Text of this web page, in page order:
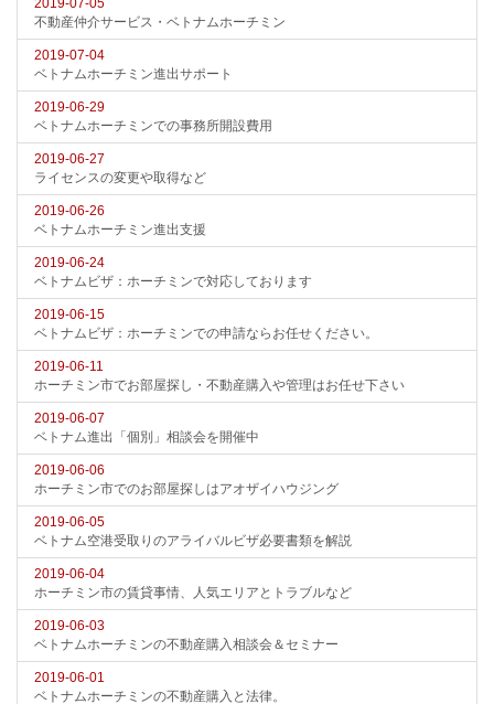
2019-07-05
不動産仲介サービス・ベトナムホーチミン
2019-07-04
ベトナムホーチミン進出サポート
2019-06-29
ベトナムホーチミンでの事務所開設費用
2019-06-27
ライセンスの変更や取得など
2019-06-26
ベトナムホーチミン進出支援
2019-06-24
ベトナムビザ：ホーチミンで対応しております
2019-06-15
ベトナムビザ：ホーチミンでの申請ならお任せください。
2019-06-11
ホーチミン市でお部屋探し・不動産購入や管理はお任せ下さい
2019-06-07
ベトナム進出「個別」相談会を開催中
2019-06-06
ホーチミン市でのお部屋探しはアオザイハウジング
2019-06-05
ベトナム空港受取りのアライバルビザ必要書類を解説
2019-06-04
ホーチミン市の賃貸事情、人気エリアとトラブルなど
2019-06-03
ベトナムホーチミンの不動産購入相談会＆セミナー
2019-06-01
ベトナムホーチミンの不動産購入と法律。